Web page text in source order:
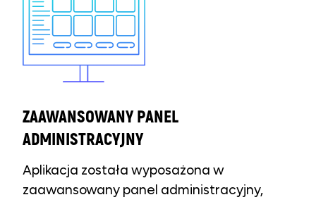
ZAAWANSOWANY PANEL
ADMINISTRACYJNY
Aplikacja została wyposażona w
zaawansowany panel administracyjny,